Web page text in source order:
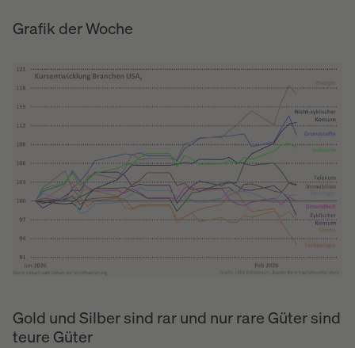
Grafik der Woche
Gold und Silber sind rar und nur rare Güter sind
teure Güter